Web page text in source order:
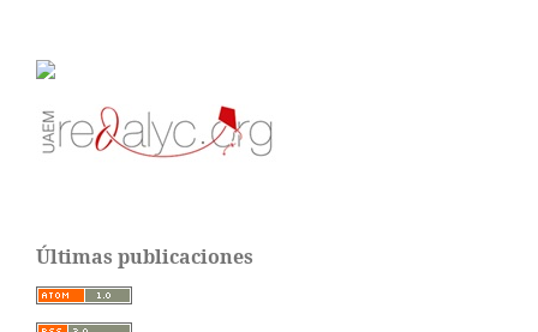
Últimas publicaciones